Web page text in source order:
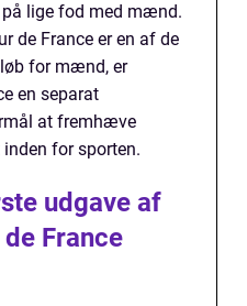
lige fod med mænd.
de France er en af de
for mænd, er
en separat
at fremhæve
for sporten.
udgave af
France